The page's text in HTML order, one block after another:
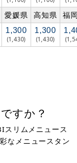
愛媛県 高知県 福
1,300
(1,430)
1,300
(1,430)
すか？
スリムメニュース
なメニュースタン